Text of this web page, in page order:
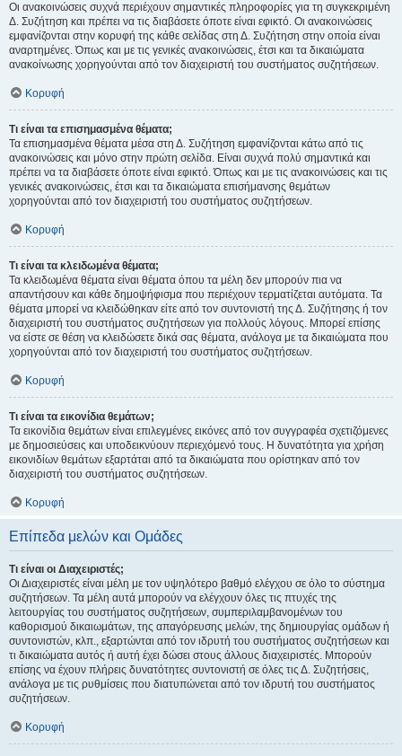
Οι ανακοινώσεις συχνά περιέχουν σημαντικές πληροφορίες για τη συγκεκριμένη
Δ. Συζήτηση και πρέπει να τις διαβάσετε όποτε είναι εφικτό. Οι ανακοινώσεις
εμφανίζονται στην κορυφή της κάθε σελίδας στη Δ. Συζήτηση στην οποία είναι
αναρτημένες. Όπως και με τις γενικές ανακοινώσεις, έτσι και τα δικαιώματα
ανακοίνωσης χορηγούνται από τον διαχειριστή του συστήματος συζητήσεων.
Κορυφή
Τι είναι τα επισημασμένα θέματα;
Τα επισημασμένα θέματα μέσα στη Δ. Συζήτηση εμφανίζονται κάτω από τις
ανακοινώσεις και μόνο στην πρώτη σελίδα. Είναι συχνά πολύ σημαντικά και
πρέπει να τα διαβάσετε όποτε είναι εφικτό. Όπως και με τις ανακοινώσεις και τις
γενικές ανακοινώσεις, έτσι και τα δικαιώματα επισήμανσης θεμάτων
χορηγούνται από τον διαχειριστή του συστήματος συζητήσεων.
Κορυφή
Τι είναι τα κλειδωμένα θέματα;
Τα κλειδωμένα θέματα είναι θέματα όπου τα μέλη δεν μπορούν πια να
απαντήσουν και κάθε δημοψήφισμα που περιέχουν τερματίζεται αυτόματα. Τα
θέματα μπορεί να κλειδώθηκαν είτε από τον συντονιστή της Δ. Συζήτησης ή τον
διαχειριστή του συστήματος συζητήσεων για πολλούς λόγους. Μπορεί επίσης
να είστε σε θέση να κλειδώσετε δικά σας θέματα, ανάλογα με τα δικαιώματα που
χορηγούνται από τον διαχειριστή του συστήματος συζητήσεων.
Κορυφή
Τι είναι τα εικονίδια θεμάτων;
Τα εικονίδια θεμάτων είναι επιλεγμένες εικόνες από τον συγγραφέα σχετιζόμενες
με δημοσιεύσεις και υποδεικνύουν περιεχόμενό τους. Η δυνατότητα για χρήση
εικονιδίων θεμάτων εξαρτάται από τα δικαιώματα που ορίστηκαν από τον
διαχειριστή του συστήματος συζητήσεων.
Κορυφή
Επίπεδα μελών και Ομάδες
Τι είναι οι Διαχειριστές;
Οι Διαχειριστές είναι μέλη με τον υψηλότερο βαθμό ελέγχου σε όλο το σύστημα
συζητήσεων. Τα μέλη αυτά μπορούν να ελέγχουν όλες τις πτυχές της
λειτουργίας του συστήματος συζητήσεων, συμπεριλαμβανομένων του
καθορισμού δικαιωμάτων, της απαγόρευσης μελών, της δημιουργίας ομάδων ή
συντονιστών, κλπ., εξαρτώνται από τον ιδρυτή του συστήματος συζητήσεων και
τι δικαιώματα αυτός ή αυτή έχει δώσει στους άλλους διαχειριστές. Μπορούν
επίσης να έχουν πλήρεις δυνατότητες συντονιστή σε όλες τις Δ. Συζητήσεις,
ανάλογα με τις ρυθμίσεις που διατυπώνεται από τον ιδρυτή του συστήματος
συζητήσεων.
Κορυφή